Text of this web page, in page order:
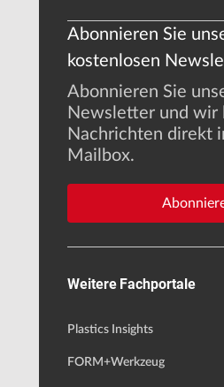
Abonnieren Sie
kostenlosen
Abonnieren Sie
Newsletter und wir
Nachrichten direkt
Mailbox.
Weitere Fachportale
Plastics Insights
FORM+Werkzeug